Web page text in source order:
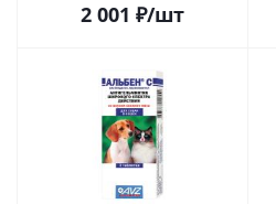
2 001 ₽/шт